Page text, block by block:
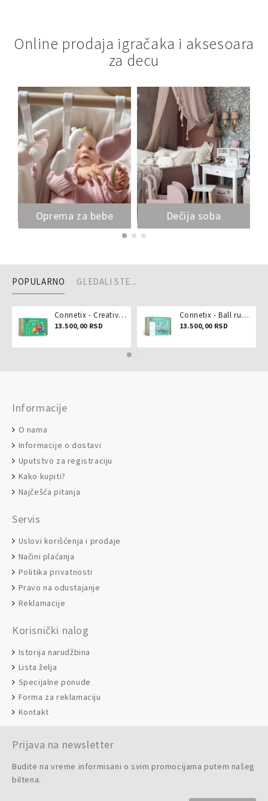
Online prodaja igračaka i aksesoara
za decu
Oprema za bebe Dečija soba
POPULARNO GLEDALI STE...
Connetix - Creative pack 102 dela
13.500,00 RSD
Connetix - Ball run pastel 106 delova
13.500,00 RSD
Informacije
O nama
Informacije o dostavi
Uputstvo za registraciju
Kako kupiti?
Najčešća pitanja
Servis
Uslovi korišćenja i prodaje
Načini plaćanja
Politika privatnosti
Pravo na odustajanje
Reklamacije
Korisnički nalog
Istorija narudžbina
Lista želja
Specijalne ponude
Forma za reklamaciju
Kontakt
Prijava na newsletter
Budite na vreme informisani o svim promocijama putem našeg
biltena.